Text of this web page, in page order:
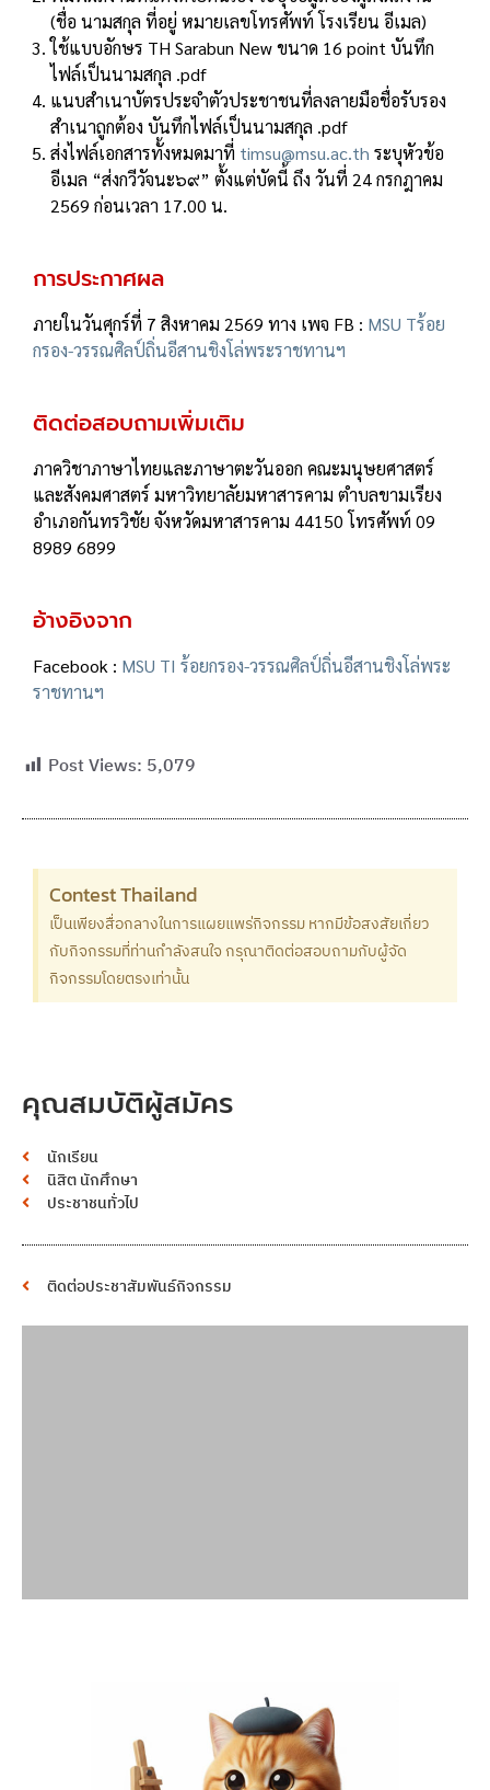
(ชื่อ นามสกุล ที่อยู่ หมายเลขโทรศัพท์ โรงเรียน อีเมล)
ใช้แบบอักษร TH Sarabun New ขนาด 16 point บันทึก
ไฟล์เป็นนามสกุล .pdf
แนบสําเนาบัตรประจําตัวประชาชนที่ลงลายมือชื่อรับรอง
สําเนาถูกต้อง บันทึกไฟล์เป็นนามสกุล .pdf
ส่งไฟล์เอกสารทั้งหมดมาที่ timsu@msu.ac.th ระบุหัวข้อ
อีเมล “ส่งกวีวัจนะ๖๙” ตั้งแต่บัดนี้ ถึง วันที่ 24 กรกฎาคม
2569 ก่อนเวลา 17.00 น.
การประกาศผล
ภายในวันศุกร์ที่ 7 สิงหาคม 2569 ทาง เพจ FB : MSU Tร้อย
กรอง-วรรณศิลป์ถิ่นอีสานชิงโล่พระราชทานฯ
ติดต่อสอบถามเพิ่มเติม
ภาควิชาภาษาไทยและภาษาตะวันออก คณะมนุษยศาสตร์
และสังคมศาสตร์ มหาวิทยาลัยมหาสารคาม ตําบลขามเรียง
อําเภอกันทรวิชัย จังหวัดมหาสารคาม 44150 โทรศัพท์ 09
8989 6899
อ้างอิงจาก
Facebook : MSU TI ร้อยกรอง-วรรณศิลป์ถิ่นอีสานชิงโล่พระ
ราชทานฯ
Post Views: 5,079
Contest Thailand
เป็นเพียงสื่อกลางในการแผยแพร่กิจกรรม หากมีข้อสงสัยเกี่ยว
กับกิจกรรมที่ท่านกำลังสนใจ กรุณาติดต่อสอบถามกับผู้จัด
กิจกรรมโดยตรงเท่านั้น
คุณสมบัติผู้สมัคร
นักเรียน
นิสิต นักศึกษา
ประชาชนทั่วไป
ติดต่อประชาสัมพันธ์กิจกรรม